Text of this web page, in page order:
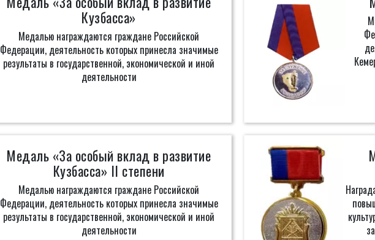
Кузбасса»
Медалью награждаются граждане Российской
Федерации, деятельность которых принесла значимые
результаты в государственной, экономической и иной
деятельности
Медаль «За особый вклад в развитие
Кузбасса» II степени
Медалью награждаются граждане Российской
Федерации, деятельность которых принесла значимые
результаты в государственной, экономической и иной
деятельности